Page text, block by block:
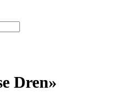
Dren»